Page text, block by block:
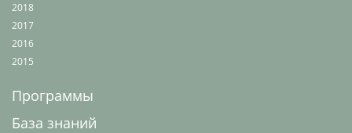
2018
2017
2016
2015
Программы
База знаний